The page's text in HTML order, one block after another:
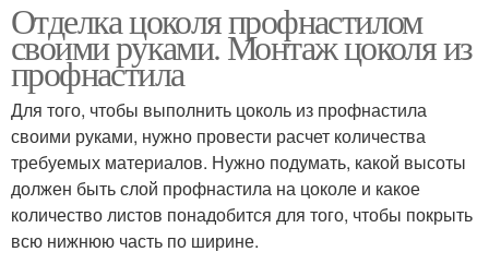
Отделка цоколя профнастилом
своими руками. Монтаж цоколя из
профнастила
Для того, чтобы выполнить цоколь из профнастила
своими руками, нужно провести расчет количества
требуемых материалов. Нужно подумать, какой высоты
должен быть слой профнастила на цоколе и какое
количество листов понадобится для того, чтобы покрыть
всю нижнюю часть по ширине.